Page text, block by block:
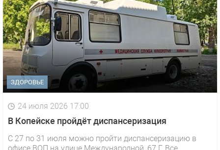
ЗДОРОВЬЕ
24 июля 2026 17:00
В Копейске пройдёт диспансеризация
С 27 по 31 июля можно пройти диспансеризацию в